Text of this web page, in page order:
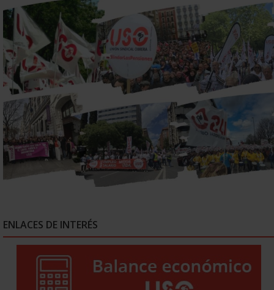
ENLACES DE INTERÉS